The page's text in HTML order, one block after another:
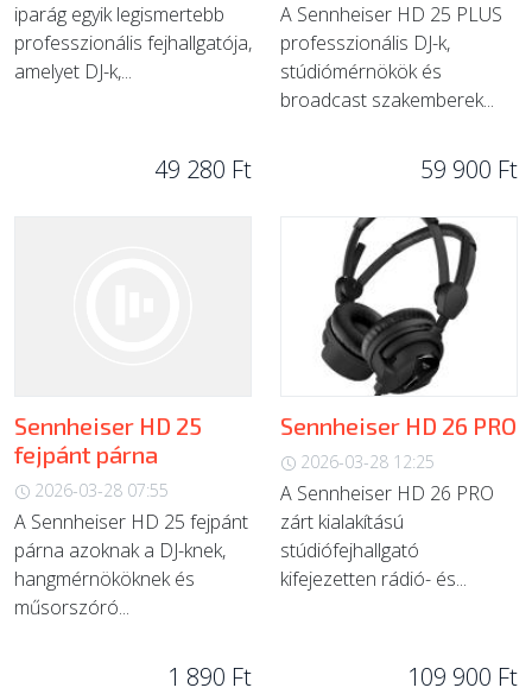
iparág egyik legismertebb
professzionális fejhallgatója,
amelyet DJ-k,...
49 280 Ft
A Sennheiser HD 25 PLUS
professzionális DJ-k,
stúdiómérnökök és
broadcast szakemberek...
59 900 Ft
Sennheiser HD 25
fejpánt párna
2026-03-28 07:55
A Sennheiser HD 25 fejpánt
párna azoknak a DJ-knek,
hangmérnököknek és
műsorszóró...
1 890 Ft
Sennheiser HD 26 PRO
2026-03-28 12:25
A Sennheiser HD 26 PRO
zárt kialakítású
stúdiófejhallgató
kifejezetten rádió- és...
109 900 Ft